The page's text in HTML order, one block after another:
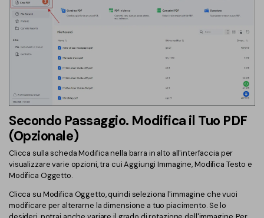
Secondo Passaggio. Modifica il Tuo PDF
(Opzionale)
Clicca sulla scheda Modifica nella barra in alto all'interfaccia per
visualizzare varie opzioni, tra cui Aggiungi Immagine, Modifica Testo e
Modifica Oggetto.
Clicca su Modifica Oggetto, quindi seleziona l'immagine che vuoi
modificare per alterarne la dimensione a tuo piacimento. Se lo